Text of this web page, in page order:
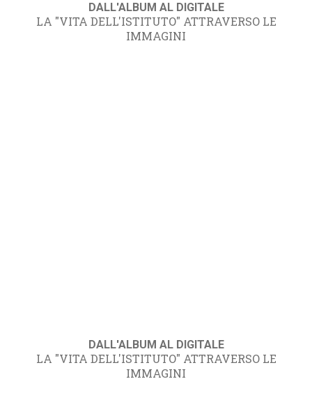
DALL'ALBUM AL DIGITALE
LA "VITA DELL'ISTITUTO" ATTRAVERSO LE
IMMAGINI
DALL'ALBUM AL DIGITALE
LA "VITA DELL'ISTITUTO" ATTRAVERSO LE
IMMAGINI